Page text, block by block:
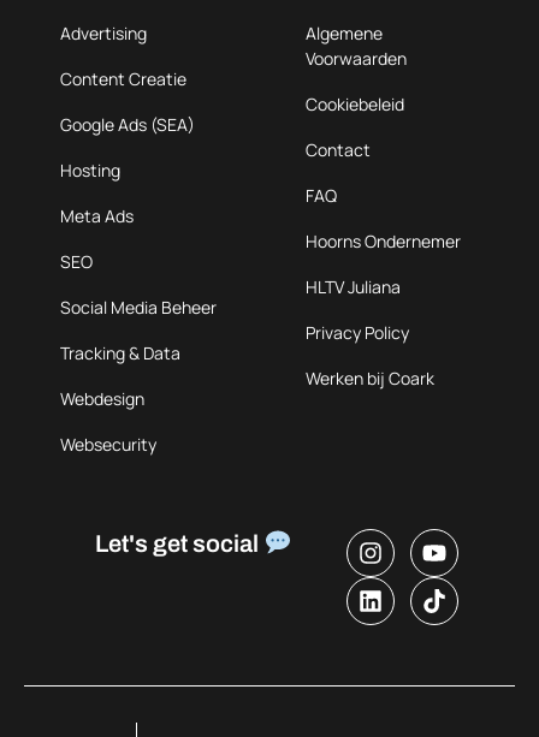
Advertising
Content Creatie
Google Ads (SEA)
Hosting
Meta Ads
SEO
Social Media Beheer
Tracking & Data
Webdesign
Websecurity
Algemene
Voorwaarden
Cookiebeleid
Contact
FAQ
Hoorns Ondernemer
HLTV Juliana
Privacy Policy
Werken bij Coark
Let's get social